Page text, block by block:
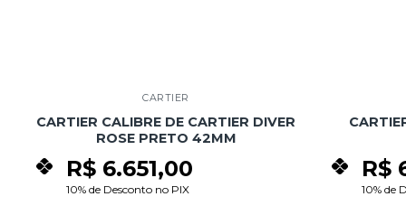
CARTIER
CARTIER CALIBRE DE CARTIER DIVER
ROSE PRETO 42MM
R$ 6.651,00
10% de Desconto no PIX
R$
10% de